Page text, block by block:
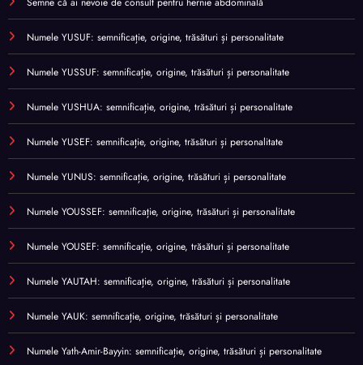
Numele YUSUF: semnificație, origine, trăsături și personalitate
Numele YUSSUF: semnificație, origine, trăsături și personalitate
Numele YUSHUA: semnificație, origine, trăsături și personalitate
Numele YUSEF: semnificație, origine, trăsături și personalitate
Numele YUNUS: semnificație, origine, trăsături și personalitate
Numele YOUSSEF: semnificație, origine, trăsături și personalitate
Numele YOUSEF: semnificație, origine, trăsături și personalitate
Numele YAUTAH: semnificație, origine, trăsături și personalitate
Numele YAUK: semnificație, origine, trăsături și personalitate
Numele Yath-Amir-Bayyin: semnificație, origine, trăsături și personalitate